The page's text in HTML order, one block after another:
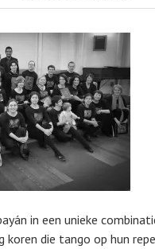
2013 DA
in een unieke
koren die tango op hun